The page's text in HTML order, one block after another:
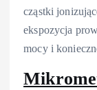
cząstki
ekspozycja
mocy i